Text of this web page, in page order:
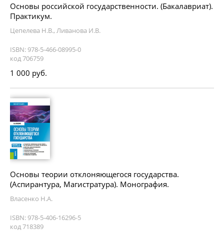
Основы российской государственности. (Бакалавриат).
Практикум.
Цепелева Н.В., Ливанова И.В.
ISBN: 978-5-466-08995-0
код 706759
1 000 руб.
Основы теории отклоняющегося государства.
(Аспирантура, Магистратура). Монография.
Власенко Н.А.
ISBN: 978-5-406-16296-5
код 718389